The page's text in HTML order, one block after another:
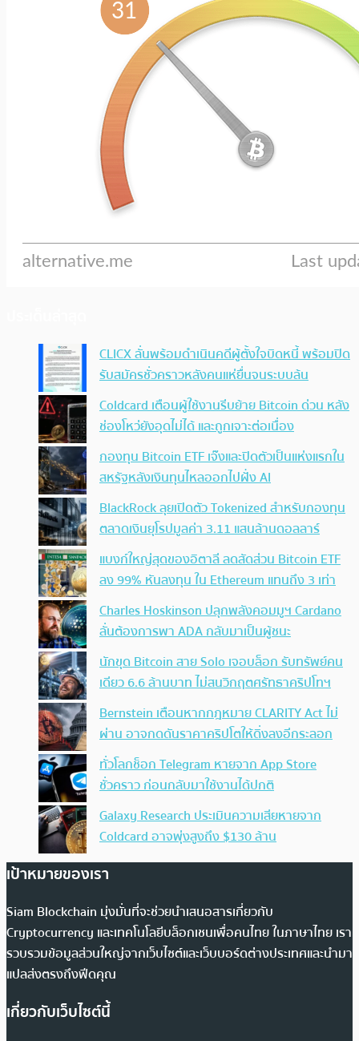
CLICX ลั่นพร้อมดำเนินคดีผู้ตั้งใจบิดหนี้ พร้อมปิด
รับสมัครชั่วคราวหลังคนแห่ยื่นจนระบบล้น
Coldcard เตือนผู้ใช้งานรีบย้าย Bitcoin ด่วน หลัง
ช่องโหว่ยังอุดไม่ได้ และถูกเจาะต่อเนื่อง
กองทุน Bitcoin ETF เจ๊งและปิดตัวเป็นแห่งแรกใน
สหรัฐหลังเงินทุนไหลออกไปฝั่ง AI
BlackRock ลุยเปิดตัว Tokenized สำหรับกองทุน
ตลาดเงินยุโรปมูลค่า 3.11 แสนล้านดอลลาร์
แบงก์ใหญ่สุดของอิตาลี ลดสัดส่วน Bitcoin ETF
ลง 99% หันลงทุน ใน Ethereum แทนถึง 3 เท่า
Charles Hoskinson ปลุกพลังคอมมูฯ Cardano
ลั่นต้องการพา ADA กลับมาเป็นผู้ชนะ
นักขุด Bitcoin สาย Solo เจอบล็อก รับทรัพย์คน
เดียว 6.6 ล้านบาท ไม่สนวิกฤตศรัทธาคริปโทฯ
Bernstein เตือนหากกฎหมาย CLARITY Act ไม่
ผ่าน อาจกดดันราคาคริปโตให้ดิ่งลงอีกระลอก
ทั่วโลกช็อก Telegram หายจาก App Store
ชั่วคราว ก่อนกลับมาใช้งานได้ปกติ
Galaxy Research ประเมินความเสียหายจาก
Coldcard อาจพุ่งสูงถึง $130 ล้าน
เป้าหมายของเรา
Siam Blockchain มุ่งมั่นที่จะช่วยนำเสนอสารเกี่ยวกับ
Cryptocurrency และเทคโนโลยีบล็อกเชนเพื่อคนไทย ในภาษาไทย เรา
รวบรวมข้อมูลส่วนใหญ่จากเว็บไซต์และเว็บบอร์ดต่างประเทศและนำมา
แปลส่งตรงถึงฟีดคุณ
เกี่ยวกับเว็บไซต์นี้